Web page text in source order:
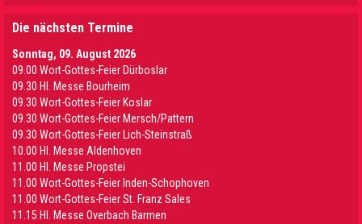
Die nächsten Termine
Sonntag, 09. August 2026
09.00 Wort-Gottes-Feier Dürboslar
09.30 HI. Messe Bourheim
09.30 Wort-Gottes-Feier Koslar
09.30 Wort-Gottes-Feier Mersch/Pattern
09.30 Wort-Gottes-Feier Lich-Steinstraß
10.00 Hl. Messe Aldenhoven
11.00 Hl. Messe Propstei
11.00 Wort-Gottes-Feier Inden-Schophoven
11.00 Wort-Gottes-Feier St. Franz Sales
11.15 Hl. Messe Overbach Barmen